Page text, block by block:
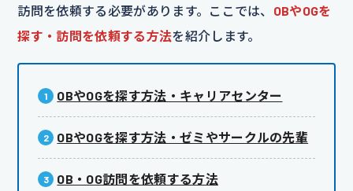
訪問を依頼する必要があります。ここでは、 OBやOGを
探す・訪問を依頼する方法を紹介します。
OBやOGを探す方法・キャリアセンター
OBやOGを探す方法・ゼミやサークルの先輩
OB・OG訪問を依頼する方法